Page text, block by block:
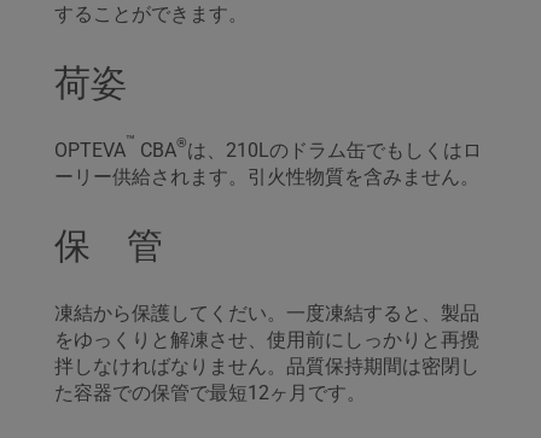
することができます。
荷姿
OPTEVA™ CBA®は、210Lのドラム缶でもしくはロ
ーリー供給されます。引火性物質を含みません。
保 管
凍結から保護してくだい。一度凍結すると、製品
をゆっくりと解凍させ、使用前にしっかりと再攪
拌しなければなりません。品質保持期間は密閉し
た容器での保管で最短12ヶ月です。